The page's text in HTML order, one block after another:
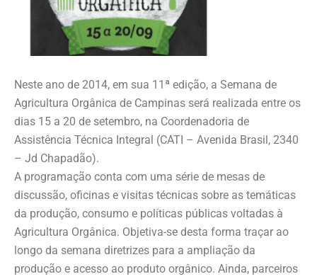
Neste ano de 2014, em sua 11ª edição, a Semana de
Agricultura Orgânica de Campinas será realizada entre os
dias 15 a 20 de setembro, na Coordenadoria de
Assistência Técnica Integral (CATI – Avenida Brasil, 2340
– Jd Chapadão).
A programação conta com uma série de mesas de
discussão, oficinas e visitas técnicas sobre as temáticas
da produção, consumo e políticas públicas voltadas à
Agricultura Orgânica. Objetiva-se desta forma traçar ao
longo da semana diretrizes para a ampliação da
produção e acesso ao produto orgânico. Ainda, parceiros